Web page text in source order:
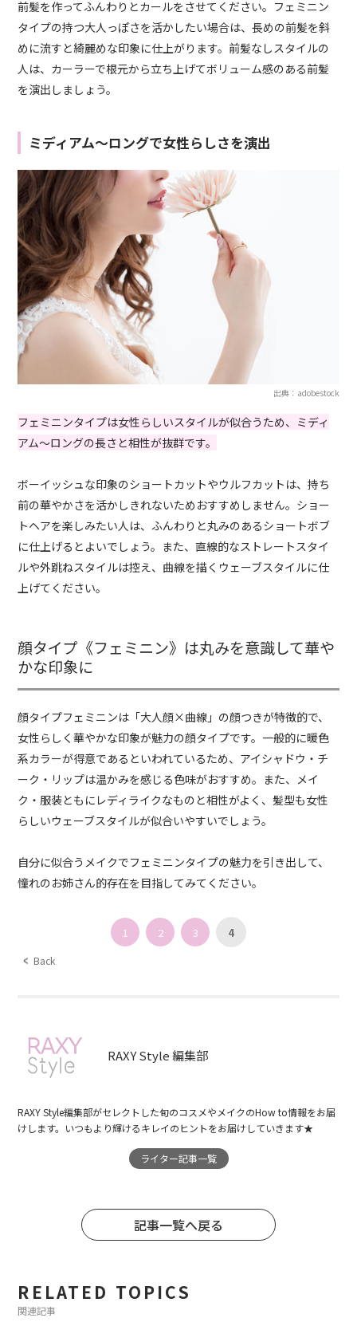
前髪を作ってふんわりとカールをさせてください。フェミニン
タイプの持つ大人っぽさを活かしたい場合は、長めの前髪を斜
めに流すと綺麗めな印象に仕上がります。前髪なしスタイルの
人は、カーラーで根元から立ち上げてボリューム感のある前髪
を演出しましょう。
ミディアム～ロングで女性らしさを演出
出典：adobestock
フェミニンタイプは女性らしいスタイルが似合うため、ミディ
アム～ロングの長さと相性が抜群です。
ボーイッシュな印象のショートカットやウルフカットは、持ち
前の華やかさを活かしきれないためおすすめしません。ショー
トヘアを楽しみたい人は、ふんわりと丸みのあるショートボブ
に仕上げるとよいでしょう。また、直線的なストレートスタイ
ルや外跳ねスタイルは控え、曲線を描くウェーブスタイルに仕
上げてください。
顔タイプ《フェミニン》は丸みを意識して華や
かな印象に
顔タイプフェミニンは「大人顔×曲線」の顔つきが特徴的で、
女性らしく華やかな印象が魅力の顔タイプです。一般的に暖色
系カラーが得意であるといわれているため、アイシャドウ・チ
ーク・リップは温かみを感じる色味がおすすめ。また、メイ
ク・服装ともにレディライクなものと相性がよく、髪型も女性
らしいウェーブスタイルが似合いやすいでしょう。
自分に似合うメイクでフェミニンタイプの魅力を引き出して、
憧れのお姉さん的存在を目指してみてください。
Back
1 2 3 4
RAXY Style 編集部
RAXY Style編集部がセレクトした旬のコスメやメイクのHow to情報をお届
けします。いつもより輝けるキレイのヒントをお届けしていきます★
ライター記事一覧
記事一覧へ戻る
RELATED TOPICS
関連記事